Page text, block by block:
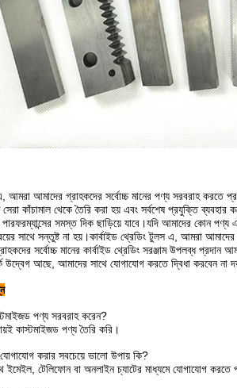
আমরা আমাদের গ্রাহকদের সর্বোচ্চ মানের পণ্য সরবরাহ করতে
সেরা কাঁচামাল থেকে তৈরি করা হয় এবং সর্বশেষ প্রযুক্তি
সমস্ত দিক ছাড়িয়ে যাবে।যদি আমাদের কোন
সাথে সন্তুষ্ট না হয়।কার্বাইড থ্রেডিং টুলস এ, আমরা
সর্বোচ্চ মানের কার্বাইড থ্রেডিং সরঞ্জাম উপলব্ধ
উদ্বেগ আছে, আমাদের সাথে যোগাযোগ করতে দ্বিধা করবেন না
পণ্য সরবরাহ করেন?
কাস্টমাইজড পণ্য তৈরি করি।
করার সবচেয়ে ভালো উপায় কি?
টেলিফোন বা অনলাইন চ্যাটের মাধ্যমে যোগাযোগ করতে